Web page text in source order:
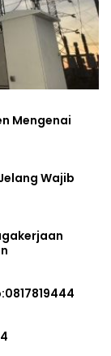
Mengenai
Wajib